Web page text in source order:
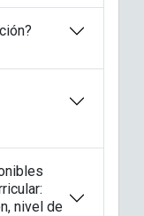
nivel de